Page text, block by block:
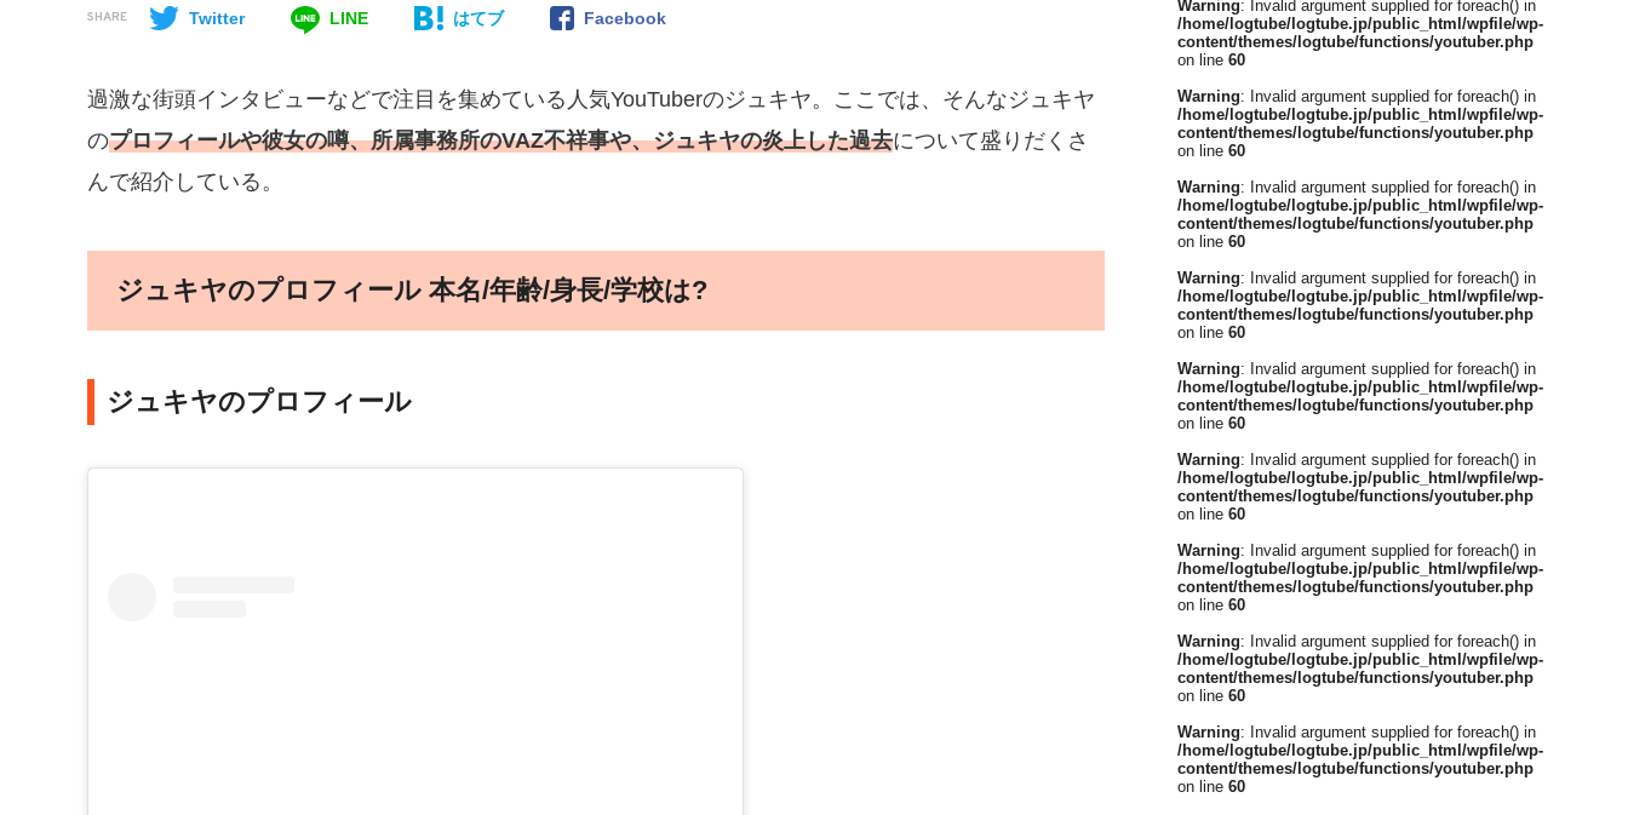
SHARE Twitter LINE はてブ Facebook
過激な街頭インタビューなどで注目を集めている人気YouTuberのジュキヤ。ここでは、そんなジュキヤ
のプロフィールや彼女の噂、所属事務所のVAZ不祥事や、ジュキヤの炎上した過去について盛りだくさ
んで紹介している。
ジュキヤのプロフィール 本名/年齢/身長/学校は?
ジュキヤのプロフィール
Warning: Invalid argument supplied for foreach() in
/home/logtube/logtube.jp/public_html/wpfile/wp-
content/themes/logtube/functions/youtuber.php
on line 60
Warning: Invalid argument supplied for foreach() in
/home/logtube/logtube.jp/public_html/wpfile/wp-
content/themes/logtube/functions/youtuber.php
on line 60
Warning: Invalid argument supplied for foreach() in
/home/logtube/logtube.jp/public_html/wpfile/wp-
content/themes/logtube/functions/youtuber.php
on line 60
Warning: Invalid argument supplied for foreach() in
/home/logtube/logtube.jp/public_html/wpfile/wp-
content/themes/logtube/functions/youtuber.php
on line 60
Warning: Invalid argument supplied for foreach() in
/home/logtube/logtube.jp/public_html/wpfile/wp-
content/themes/logtube/functions/youtuber.php
on line 60
Warning: Invalid argument supplied for foreach() in
/home/logtube/logtube.jp/public_html/wpfile/wp-
content/themes/logtube/functions/youtuber.php
on line 60
Warning: Invalid argument supplied for foreach() in
/home/logtube/logtube.jp/public_html/wpfile/wp-
content/themes/logtube/functions/youtuber.php
on line 60
Warning: Invalid argument supplied for foreach() in
/home/logtube/logtube.jp/public_html/wpfile/wp-
content/themes/logtube/functions/youtuber.php
on line 60
Warning: Invalid argument supplied for foreach() in
/home/logtube/logtube.jp/public_html/wpfile/wp-
content/themes/logtube/functions/youtuber.php
on line 60